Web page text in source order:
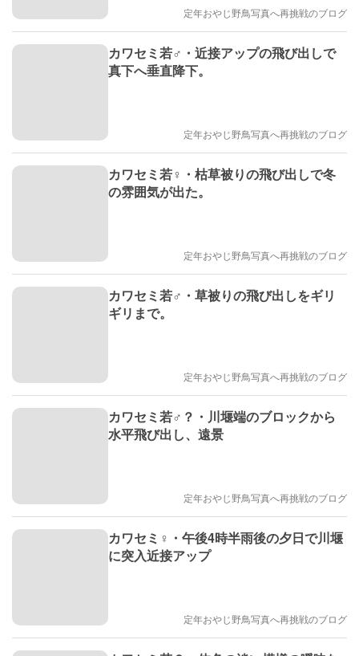
定年おやじ野鳥写真へ再挑戦のブログ
カワセミ若♂・近接アップの飛び出しで
真下へ垂直降下。
定年おやじ野鳥写真へ再挑戦のブログ
カワセミ若♀・枯草被りの飛び出しで冬
の雰囲気が出た。
定年おやじ野鳥写真へ再挑戦のブログ
カワセミ若♂・草被りの飛び出しをギリ
ギリまで。
定年おやじ野鳥写真へ再挑戦のブログ
カワセミ若♂？・川堰端のブロックから
水平飛び出し、遠景
定年おやじ野鳥写真へ再挑戦のブログ
カワセミ♀・午後4時半雨後の夕日で川堰
に突入近接アップ
定年おやじ野鳥写真へ再挑戦のブログ